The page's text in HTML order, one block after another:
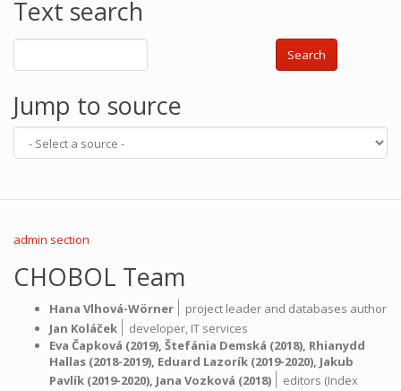
Text search
Search
Jump to source
admin section
CHOBOL Team
Hana Vlhová-Wörner
project leader and databases author
Jan Koláček
developer, IT services
Eva Čapková (2019), Štefánia Demská (2018), Rhianydd
Hallas (2018-2019), Eduard Lazorík (2019-2020), Jakub
Pavlík (2019-2020), Jana Vozková (2018)
editors (Index